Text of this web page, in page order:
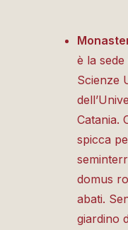
è la
Scienze
Catania.
spicca
domus
abati.
giardino